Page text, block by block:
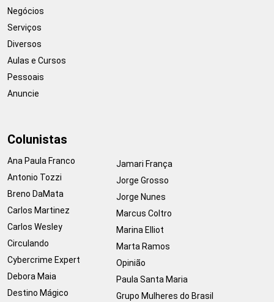
Negócios
Serviços
Diversos
Aulas e Cursos
Pessoais
Anuncie
Colunistas
Ana Paula Franco
Antonio Tozzi
Breno DaMata
Carlos Martinez
Carlos Wesley
Circulando
Cybercrime Expert
Debora Maia
Destino Mágico
Jamari França
Jorge Grosso
Jorge Nunes
Marcus Coltro
Marina Elliot
Marta Ramos
Opinião
Paula Santa Maria
Grupo Mulheres do Brasil